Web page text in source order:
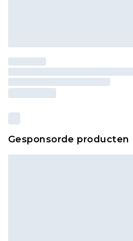
Gesponsorde producten